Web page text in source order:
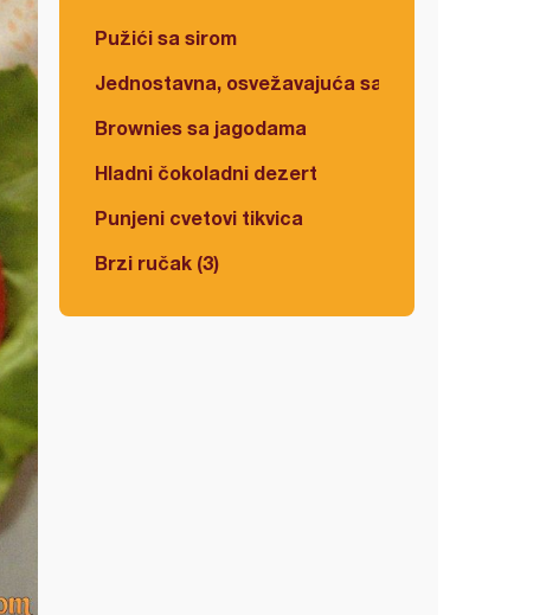
Pužići sa sirom
Jednostavna, osvežavajuća salata
Brownies sa jagodama
Hladni čokoladni dezert
Punjeni cvetovi tikvica
Brzi ručak (3)